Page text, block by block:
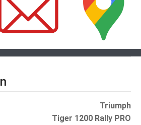
Triumph
Tiger 1200 Rally PRO